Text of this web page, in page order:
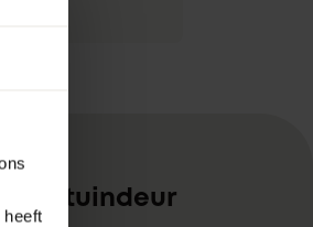
tuindeur